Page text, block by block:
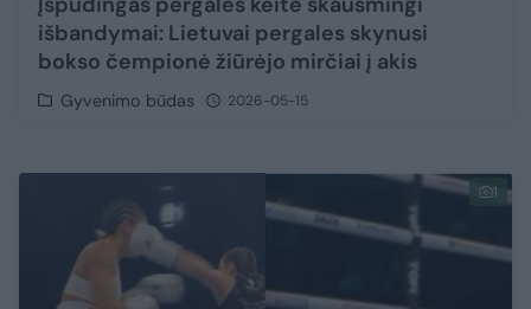
išbandymai: Lietuvai pergales skynusi
bokso čempionė žiūrėjo mirčiai į akis
Gyvenimo būdas 2026-05-15
1